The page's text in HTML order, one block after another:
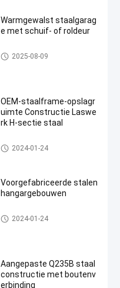
Warmgewalst staalgarag
e met schuif- of roldeur
Staalconstructie
2025-08-09
OEM-staalframe-opslagr
uimte Constructie Laswe
rk H-sectie staal
Staalconstructie
2024-01-24
Voorgefabriceerde stalen
hangargebouwen
Staalconstructie
2024-01-24
Aangepaste Q235B staal
constructie met boutenv
erbinding